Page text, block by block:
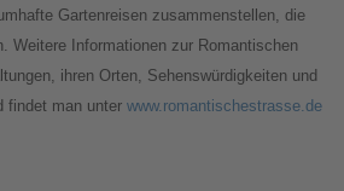
Gartenreisen zusammenstellen, die
Weitere Informationen zur Romantischen
ihren Orten, Sehenswürdigkeiten und
findet man unter www.romantischestrasse.de